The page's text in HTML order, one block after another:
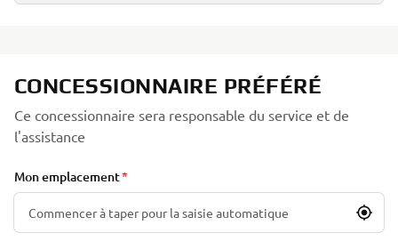
CONCESSIONNAIRE PRÉFÉRÉ
Ce concessionnaire sera responsable du service et de
l'assistance
Mon emplacement